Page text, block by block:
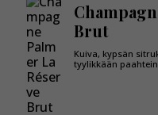
Brut
Kuiva, kypsän
tyylikkään